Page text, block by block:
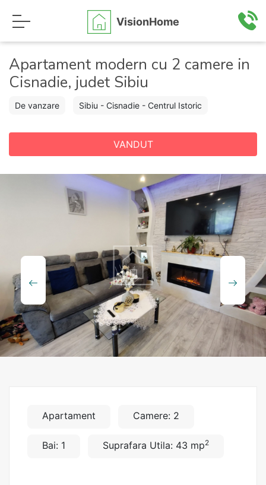
VisionHome
Apartament modern cu 2 camere in
Cisnadie, judet Sibiu
De vanzare Sibiu - Cisnadie - Centrul Istoric
VANDUT
Apartament Camere: 2
Bai: 1 Suprafara Utila: 43 mp2